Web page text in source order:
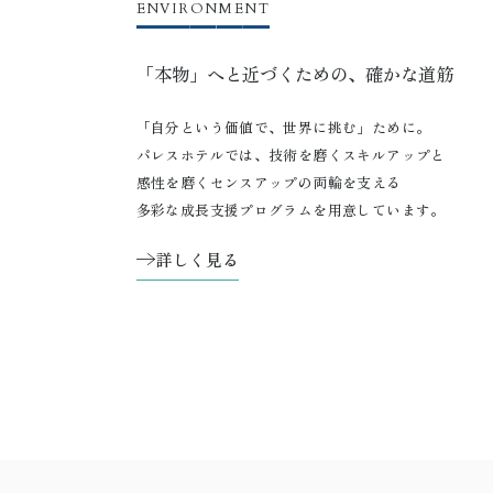
ENVIRONMENT
「本物」へと近づくための、確かな道筋
「自分という価値で、世界に挑む」ために。
パレスホテルでは、技術を磨くスキルアップと
感性を磨くセンスアップの両輪を支える
多彩な成長支援プログラムを用意しています。
詳しく見る